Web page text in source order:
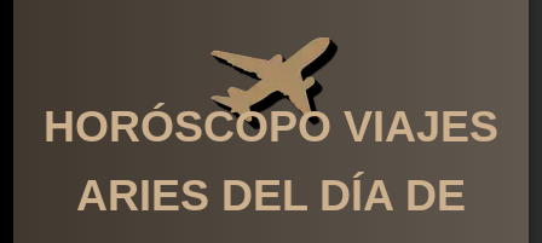
HORÓSCOPO VIAJES
ARIES DEL DÍA DE